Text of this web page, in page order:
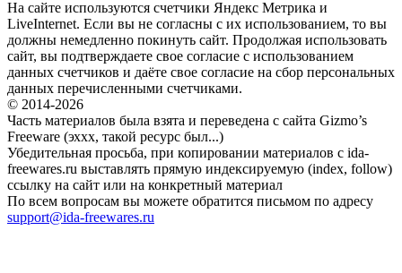
На сайте используются счетчики Яндекс Метрика и
LiveInternet. Если вы не согласны с их использованием, то вы
должны немедленно покинуть сайт. Продолжая использовать
сайт, вы подтверждаете свое согласие с использованием
данных счетчиков и даёте свое согласие на сбор персональных
данных перечисленными счетчиками.
© 2014-2026
Часть материалов была взята и переведена с сайта Gizmo’s
Freeware (эххх, такой ресурс был...)
Убедительная просьба, при копировании материалов с ida-
freewares.ru выставлять прямую индексируемую (index, follow)
ссылку на сайт или на конкретный материал
По всем вопросам вы можете обратится письмом по адресу
support@ida-freewares.ru